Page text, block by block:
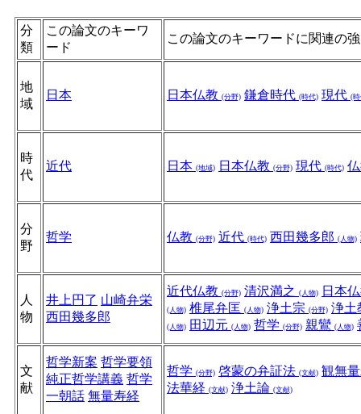
分
類
この論文のキーワ
ード
この論文のキーワードに関連の
地
域
日本 日本仏教 (分野) 鎌倉時代 (時代) 現代 (
時
代
近代 日本 (地域) 日本仏教 (分野) 現代 (時代)
分
野
哲学 仏教 (分野) 近代 (時代) 西田幾多郎 (人物)
人
物
井上円了 山崎弁栄
西田幾多郎
近代仏教 (分野) 清沢満之 (人物) 日本
(人物) 椎尾弁匡 (人物) 浄土宗 (分野) 浄
(人物) 田辺元 (人物) 哲学 (分野) 親鸞 (人物)
文
献
哲学新案 哲学要領
純正哲学講義 哲学
一朝話 無量寿経
哲学 (分野) 啓蒙の弁証法 (文献) 観無
法華経 (文献) 浄土論 (文献)